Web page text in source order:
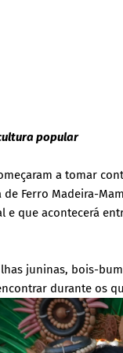
popular
a tomar
Ferro Madeira-
que acontecerá
juninas, bois-
durante os